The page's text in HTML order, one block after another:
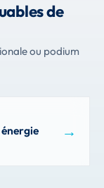
de
ou podium
→